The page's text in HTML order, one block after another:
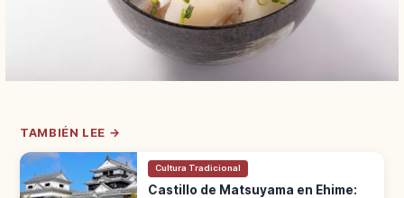
TAMBIÉN LEE →
Cultura Tradicional
Castillo de Matsuyama en Ehime: